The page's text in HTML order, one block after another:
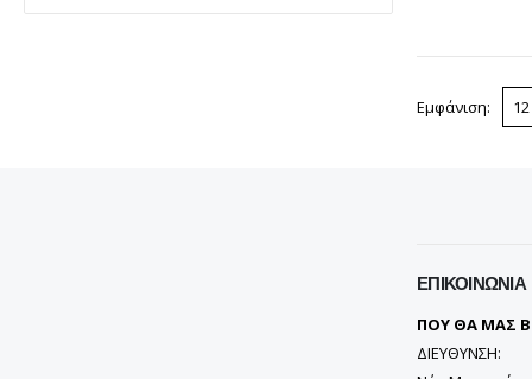
Εμφάνιση:
ΕΠΙΚΟΙΝΩΝΊΑ
ΠΟΥ ΘΑ ΜΑΣ
ΔΙΕΥΘΥΝΣΗ: